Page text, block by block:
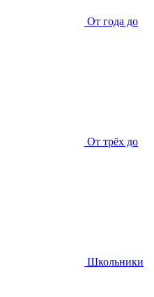
От года до
От трёх до
Школьники